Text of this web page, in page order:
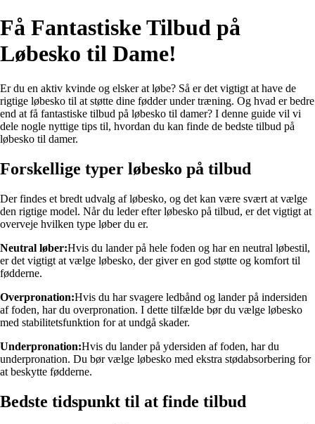
Få Fantastiske Tilbud på
Løbesko til Dame!
Er du en aktiv kvinde og elsker at løbe? Så er det vigtigt at have de
rigtige løbesko til at støtte dine fødder under træning. Og hvad er bedre
end at få fantastiske tilbud på løbesko til damer? I denne guide vil vi
dele nogle nyttige tips til, hvordan du kan finde de bedste tilbud på
løbesko til damer.
Forskellige typer løbesko på tilbud
Der findes et bredt udvalg af løbesko, og det kan være svært at vælge
den rigtige model. Når du leder efter løbesko på tilbud, er det vigtigt at
overveje hvilken type løber du er.
Neutral løber:Hvis du lander på hele foden og har en neutral løbestil,
er det vigtigt at vælge løbesko, der giver en god støtte og komfort til
fødderne.
Overpronation:Hvis du har svagere ledbånd og lander på indersiden
af foden, har du overpronation. I dette tilfælde bør du vælge løbesko
med stabilitetsfunktion for at undgå skader.
Underpronation:Hvis du lander på ydersiden af foden, har du
underpronation. Du bør vælge løbesko med ekstra stødabsorbering for
at beskytte fødderne.
Bedste tidspunkt til at finde tilbud